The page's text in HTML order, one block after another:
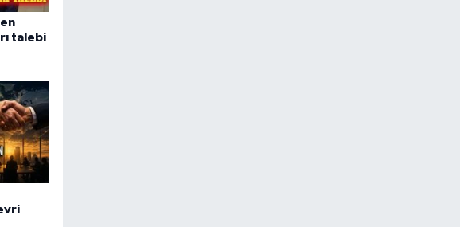
talebi